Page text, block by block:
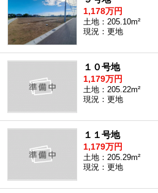
1,178万円
土地：205.10m²
現況：更地
１０号地
1,179万円
土地：205.22m²
現況：更地
１１号地
1,179万円
土地：205.29m²
現況：更地